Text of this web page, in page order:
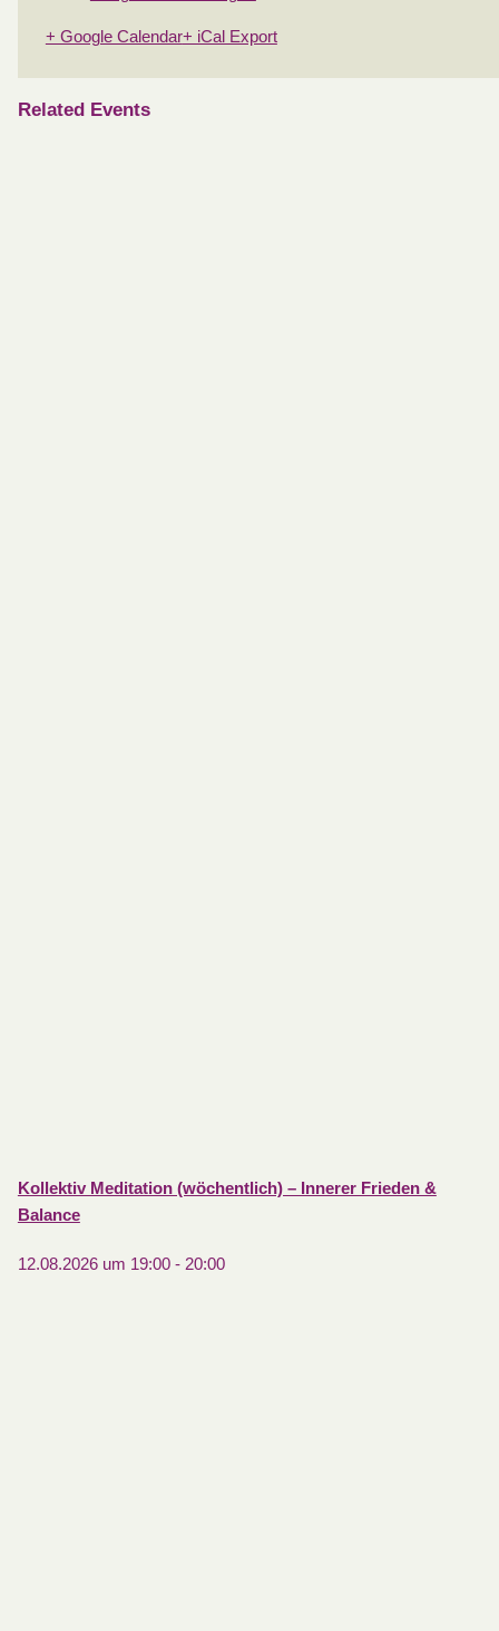
+ Google Calendar+ iCal Export
Related Events
Kollektiv Meditation (wöchentlich) – Innerer Frieden &
Balance
12.08.2026 um 19:00- 20:00